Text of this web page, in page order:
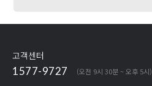
고객센터
1577-9727 (오전 9시 30분 ~ 오후 5시)